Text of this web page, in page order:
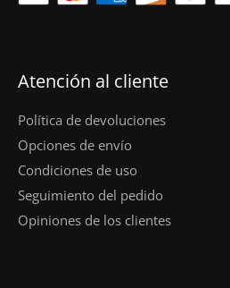
Atención al cliente
Política de devoluciones
Opciones de envío
Condiciones de uso
Seguimiento del pedido
Opiniones de los clientes